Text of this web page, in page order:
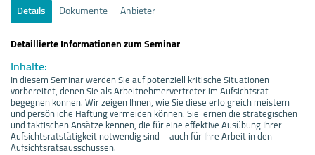
Details Dokumente
Anbieter
Detaillierte Informationen zum Seminar
Inhalte:
In diesem Seminar werden Sie auf potenziell kritische Situationen
vorbereitet, denen Sie als Arbeitnehmervertreter im Aufsichtsrat
begegnen können. Wir zeigen Ihnen, wie Sie diese erfolgreich meistern
und persönliche Haftung vermeiden können. Sie lernen die strategischen
und taktischen Ansätze kennen, die für eine effektive Ausübung Ihrer
Aufsichtsratstätigkeit notwendig sind – auch für Ihre Arbeit in den
Aufsichtsratsausschüssen.